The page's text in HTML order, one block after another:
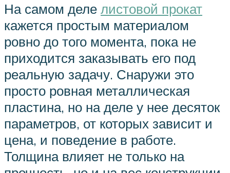
На самом деле листовой прокат
кажется простым материалом
ровно до того момента, пока не
приходится заказывать его под
реальную задачу. Снаружи это
просто ровная металлическая
пластина, но на деле у нее десяток
параметров, от которых зависит и
цена, и поведение в работе.
Толщина влияет не только на